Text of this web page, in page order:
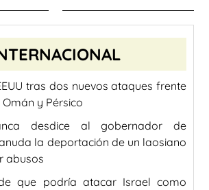
tras dos nuevos ataques frente
y Pérsico
desdice al gobernador de
la deportación de un laosiano
abusos
que podría atacar Israel como